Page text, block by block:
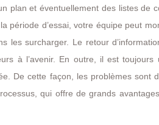
plan et éventuellement des listes de
période d’essai, votre équipe peut
les surcharger. Le retour
à l’avenir. En outre, il est toujours
De cette façon, les problèmes sont
qui offre de grands